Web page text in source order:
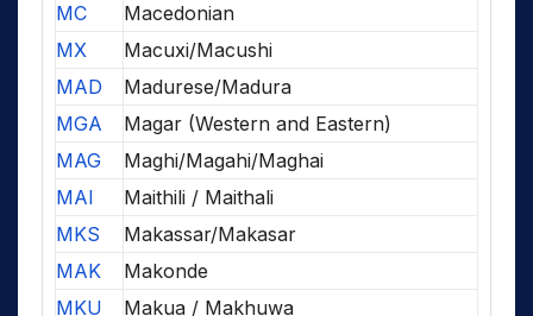
MC
Macedonian
MX
Macuxi/Macushi
MAD
Madurese/Madura
MGA
Magar (Western and Eastern)
MAG
Maghi/Magahi/Maghai
MAI
Maithili / Maithali
MKS
Makassar/Makasar
MAK
Makonde
MKU
Makua / Makhuwa